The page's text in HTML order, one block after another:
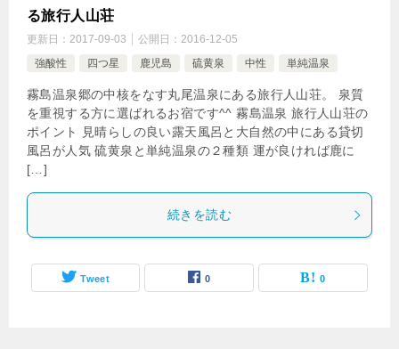
る旅行人山荘
更新日： 2017-09-03 公開日： 2016-12-05
強酸性
四つ星 鹿児島 硫黄泉 中性 単純温泉
霧島温泉郷の中核をなす丸尾温泉にある旅行人山荘。 泉質
を重視する方に選ばれるお宿です^^ 霧島温泉 旅行人山荘の
ポイント 見晴らしの良い露天風呂と大自然の中にある貸切
風呂が人気 硫黄泉と単純温泉の２種類 運が良ければ鹿に
[…]
続きを読む
Tweet 0 0